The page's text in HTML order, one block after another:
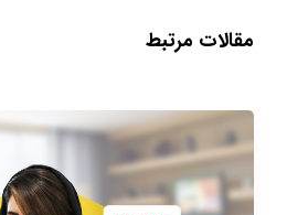
مقالات مرتبط